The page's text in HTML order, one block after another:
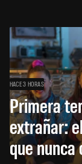
HACE 3 HORAS
Primera
extrañar:
que